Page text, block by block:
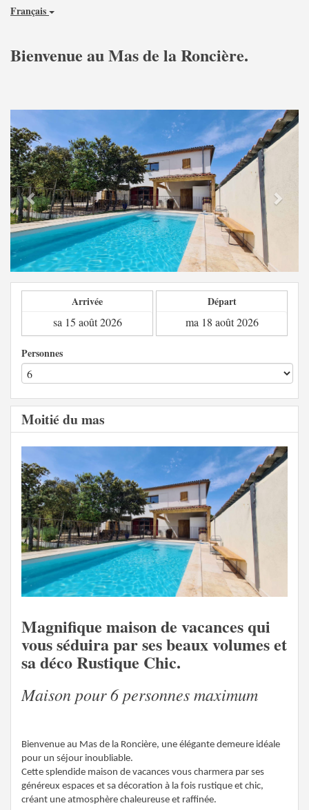
Français
Bienvenue au Mas de la Roncière.
Next
Arrivée Départ
Personnes
Moitié du mas
Magnifique maison de vacances qui
vous séduira par ses beaux volumes et
sa déco Rustique Chic.
Maison pour 6 personnes maximum
Bienvenue au Mas de la Roncière, une élégante demeure idéale
pour un séjour inoubliable.
Cette splendide maison de vacances vous charmera par ses
généreux espaces et sa décoration à la fois rustique et chic,
créant une atmosphère chaleureuse et raffinée.